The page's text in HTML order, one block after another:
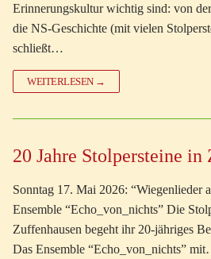
Erinnerungskultur wichtig sind: von
die NS-Geschichte (mit vielen
schließt…
WEITERLESEN →
20 Jahre Stolpersteine in
Sonntag 17. Mai 2026: “Wiegenlieder
Ensemble “Echo_von_nichts” Die
Zuffenhausen begeht ihr 20-jähriges
Das Ensemble “Echo_von_nichts”